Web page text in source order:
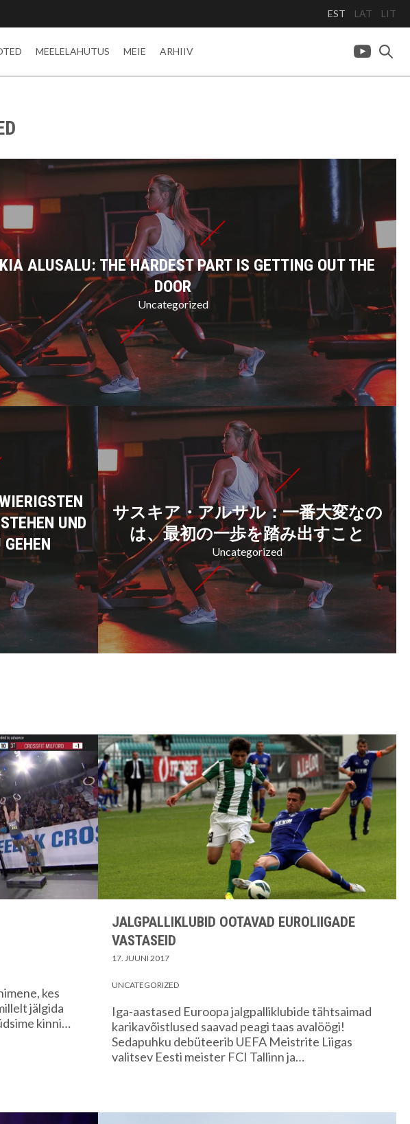
EST LAT LIT
MEELELAHUTUS MEIE ARHIIV
ALUSALU: THE HARDEST PART IS GETTING OUT THE
DOOR
Uncategorized
UND
サスキア・アルサル：一番大変なの
は、最初の一歩を踏み出すこと
Uncategorized
kes
jälgida
kinni…
JALGPALLIKLUBID OOTAVAD EUROLIIGADE
VASTASEID
17. JUUNI 2017
UNCATEGORIZED
Iga-aastased Euroopa jalgpalliklubide tähtsaimad
karikavõistlused saavad peagi taas avalöögi!
Sedapuhku debüteerib UEFA Meistrite Liigas
valitsev Eesti meister FCI Tallinn ja…